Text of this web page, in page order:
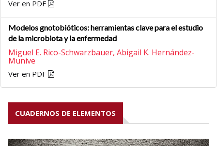
Ver en PDF
Modelos gnotobióticos: herramientas clave para el estudio
de la microbiota y la enfermedad
Miguel E. Rico-Schwarzbauer, Abigail K. Hernández-
Munive
Ver en PDF
CUADERNOS DE ELEMENTOS